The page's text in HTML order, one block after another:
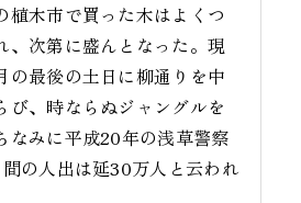
植木市で買った木はよくつ
、次第に盛んとなった。現
の最後の土日に柳通りを中
び、時ならぬジャングルを
なみに平成20年の浅草警察
の人出は延30万人と云われ